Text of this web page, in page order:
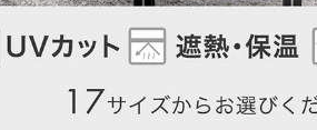
度は、タンスのゲンをご利用いただき
す。
に商品をお届けできたようで安心いた
、当店の対応にもご満足いただけたよ